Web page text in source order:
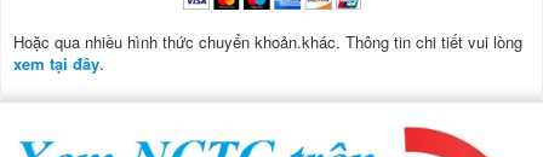
Hoặc qua nhiều hình thức chuyển khoản.khác. Thông tin chi tiết vui lòng
xem tại đây.